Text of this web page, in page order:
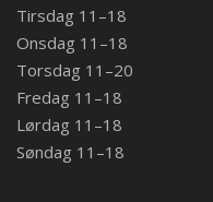
Tirsdag 11–18
Onsdag 11–18
Torsdag 11–20
Fredag 11–18
Lørdag 11–18
Søndag 11–18